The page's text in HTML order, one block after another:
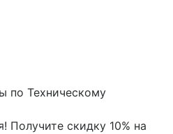
по Техническому
Получите скидку 10% на